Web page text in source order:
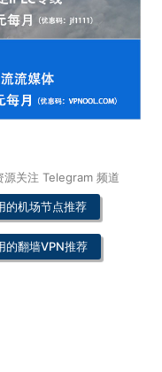
源关注 Telegram 频道
的机场节点推荐
的翻墙VPN推荐